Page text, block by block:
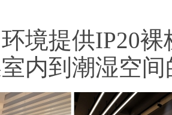
境提供IP20
内到潮湿空